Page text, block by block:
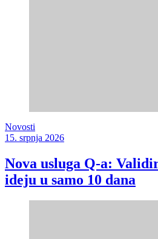
Novosti
15. srpnja 2026
Nova usluga Q-a:
ideju u samo 10 dana